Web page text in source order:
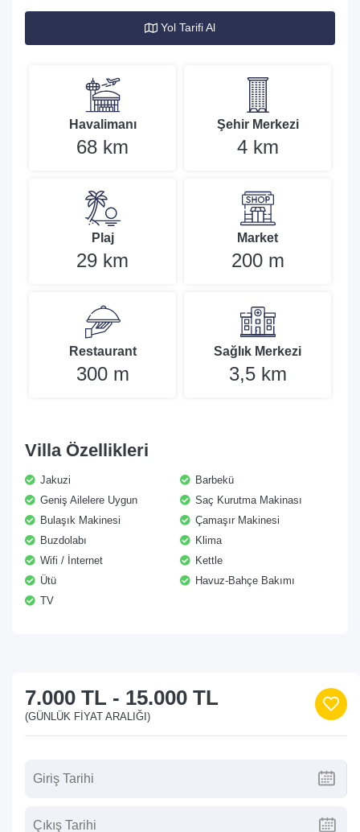
Yol Tarifi Al
Havalimanı
68 km
Şehir Merkezi
4 km
Plaj
29 km
Market
200 m
Restaurant
300 m
Sağlık Merkezi
3,5 km
Villa Özellikleri
Jakuzi
Barbekü
Geniş Ailelere Uygun
Saç Kurutma Makinası
Bulaşık Makinesi
Çamaşır Makinesi
Buzdolabı
Klima
Wifi / İnternet
Kettle
Ütü
Havuz-Bahçe Bakımı
TV
7.000 TL - 15.000 TL
(GÜNLÜK FIYAT ARALIĞI)